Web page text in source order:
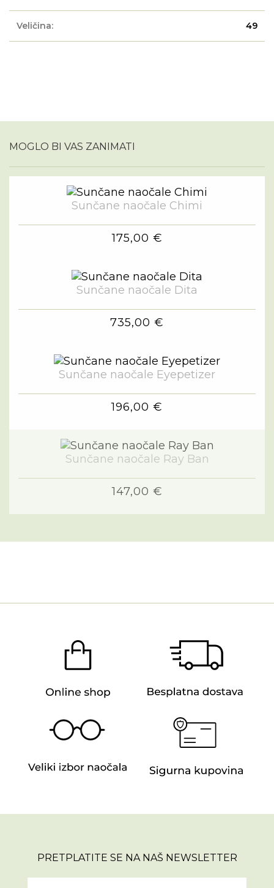
Veličina: 49
MOGLO BI VAS ZANIMATI
Sunčane naočale Chimi
175,00 €
Sunčane naočale Dita
735,00 €
Sunčane naočale Eyepetizer
196,00 €
Sunčane naočale Ray Ban
147,00 €
PRETPLATITE SE NA NAŠ NEWSLETTER